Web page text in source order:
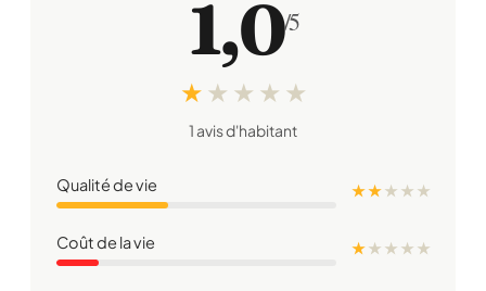
1,0/5
★ ★ ★ ★ ★
1 avis d'habitant
Qualité de vie ★ ★★ ★ ★
Coût de la vie ★★ ★ ★ ★